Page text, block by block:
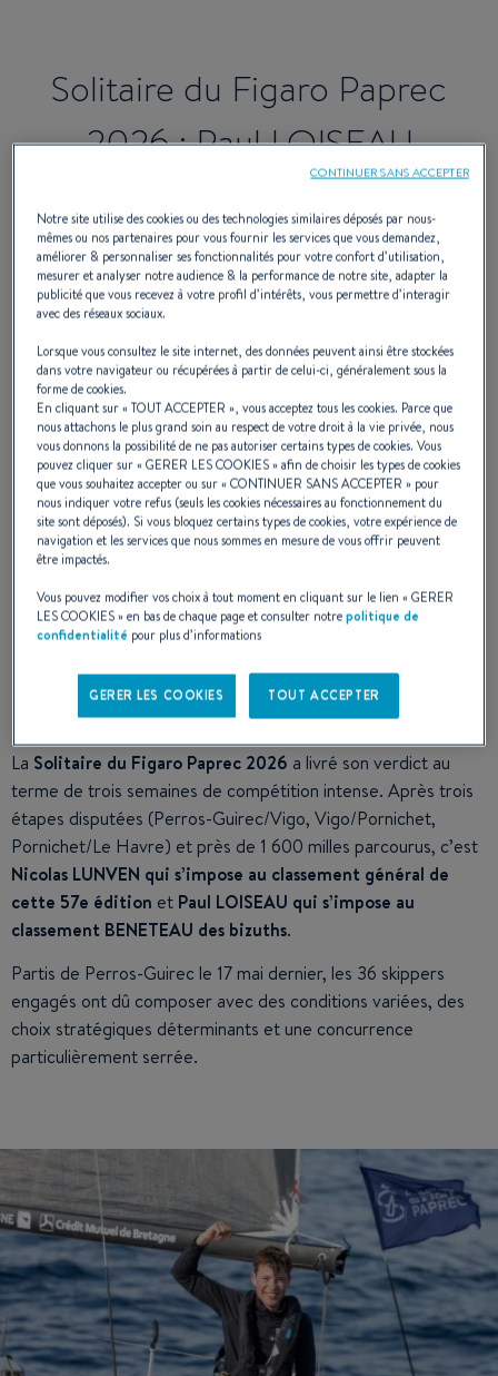
Solitaire du Figaro Paprec
2026 : Paul LOISEAU
remporte le trophée
BENETEAU des bizuths !
Épreuve incontournable du calendrier de la
course au large, la Solitaire du Figaro
Paprec demeure un rendez-vous majeur
pour les skippers, les partenaires et
l’ensemble de la filière nautique.
BENETEAU félicite l’ensemble des
concurrents, ainsi que les organisateurs,
partenaires et bénévoles qui ont contribué
à la réussite de cette édition 2026.
La Solitaire du Figaro Paprec 2026 a livré son verdict au
terme de trois semaines de compétition intense. Après trois
étapes disputées (Perros-Guirec/Vigo, Vigo/Pornichet,
Pornichet/Le Havre) et près de 1 600 milles parcourus, c’est
Nicolas LUNVEN qui s’impose au classement général de
cette 57e édition et Paul LOISEAU qui s’impose au
classement BENETEAU des bizuths.
Partis de Perros-Guirec le 17 mai dernier, les 36 skippers
engagés ont dû composer avec des conditions variées, des
choix stratégiques déterminants et une concurrence
particulièrement serrée.
Notre site utilise des cookies ou des technologies similaires déposés par nous-
mêmes ou nos partenaires pour vous fournir les services que vous demandez,
améliorer & personnaliser ses fonctionnalités pour votre confort d’utilisation,
mesurer et analyser notre audience & la performance de notre site, adapter la
publicité que vous recevez à votre profil d’intérêts, vous permettre d’interagir
avec des réseaux sociaux.
Lorsque vous consultez le site internet, des données peuvent ainsi être stockées
dans votre navigateur ou récupérées à partir de celui-ci, généralement sous la
forme de cookies.
En cliquant sur «TOUT ACCEPTER », vous acceptez tous les cookies. Parce que
nous attachons le plus grand soin au respect de votre droit à la vie privée, nous
vous donnons la possibilité de ne pas autoriser certains types de cookies. Vous
pouvez cliquer sur «GERER LES COOKIES» afin de choisir les types de cookies
que vous souhaitez accepter ou sur «CONTINUER SANS ACCEPTER » pour
nous indiquer votre refus (seuls les cookies nécessaires au fonctionnement du
site sont déposés). Si vous bloquez certains types de cookies, votre expérience de
navigation et les services que nous sommes en mesure de vous offrir peuvent
être impactés.
Vous pouvez modifier vos choix à tout moment en cliquant sur le lien «GERER
LES COOKIES» en bas de chaque page et consulter notrepolitique de
confidentialité pour plus d’informations
GERER LES COOKIES TOUT ACCEPTER
CONTINUER SANS ACCEPTER